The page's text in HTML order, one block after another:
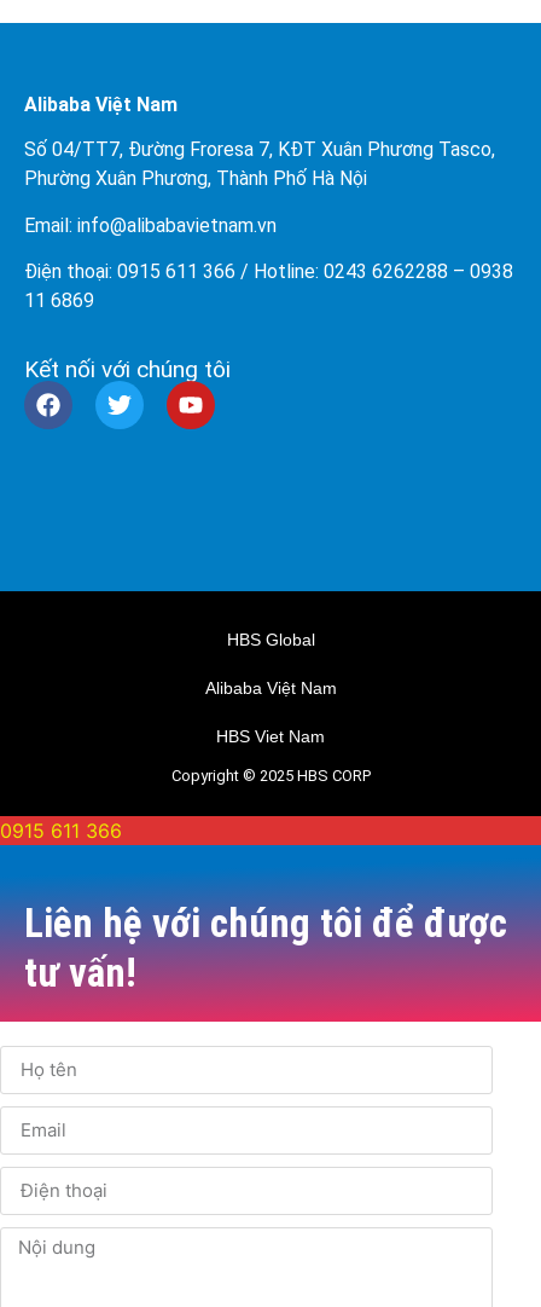
Alibaba Việt Nam
Số 04/TT7, Đường Froresa 7, KĐT Xuân Phương Tasco,
Phường Xuân Phương, Thành Phố Hà Nội
Email: info@alibabavietnam.vn
Điện thoại: 0915 611 366 / Hotline: 0243 6262288 – 0938
11 6869
Kết nối với chúng tôi
HBS Global
Alibaba Việt Nam
HBS Viet Nam
Copyright © 2025 HBS CORP
0915 611 366
Liên hệ với chúng tôi để được
tư vấn!